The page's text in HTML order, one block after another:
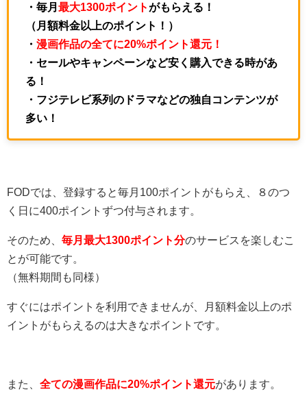
・毎月 最大1300ポイントがもらえる！
（月額料金以上のポイント！）
・ 漫画作品の全てに20%ポイント還元！
・セールやキャンペーンなど安く購入できる時があ
る！
・フジテレビ系列のドラマなどの独自コンテンツが
多い！
FODでは、登録すると毎月100ポイントがもらえ、８のつ
く日に400ポイントずつ付与されます。
そのため、 毎月最大1300ポイント分のサービスを楽しむこ
とが可能です。
（無料期間も同様）
すぐにはポイントを利用できませんが、月額料金以上のポ
イントがもらえるのは大きなポイントです。
また、 全ての漫画作品に20%ポイント還元があります。